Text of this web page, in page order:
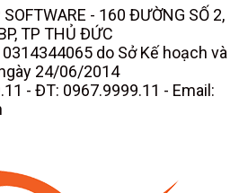
- 160 ĐƯỜNG SỐ 2,
TP THỦ ĐỨC
do Sở Kế hoạch và
24/06/2014
- ĐT: 0967.9999.11 - Email: